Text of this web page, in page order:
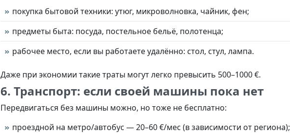
покупка бытовой техники: утюг, микроволновка, чайник, фен;
предметы быта: посуда, постельное бельё, полотенца;
рабочее место, если вы работаете удалённо: стол, стул, лампа.
Даже при экономии такие траты могут легко превысить 500–1000 €.
6. Транспорт: если своей машины пока нет
Передвигаться без машины можно, но тоже не бесплатно:
проездной на метро/автобус — 20–60 €/мес (в зависимости от региона);